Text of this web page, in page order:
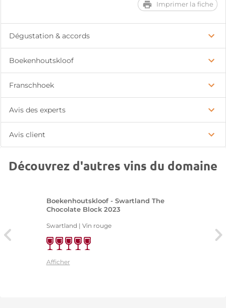
Imprimer la fiche
Dégustation & accords
Boekenhoutskloof
Franschhoek
Avis des experts
Avis client
Découvrez d'autres vins du domaine
Boekenhoutskloof - Swartland The
Chocolate Block 2023
Swartland | Vin rouge
Afficher